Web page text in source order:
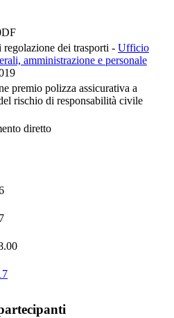
dei trasporti - Ufficio
amministrazione e personale
premio polizza assicurativa a
rischio di responsabilità civile
diretto